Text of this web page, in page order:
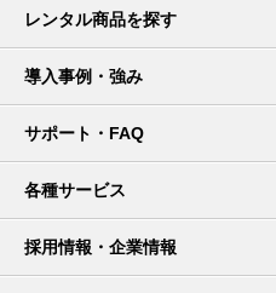
レンタル商品を探す
導入事例・強み
サポート・FAQ
各種サービス
採用情報・企業情報